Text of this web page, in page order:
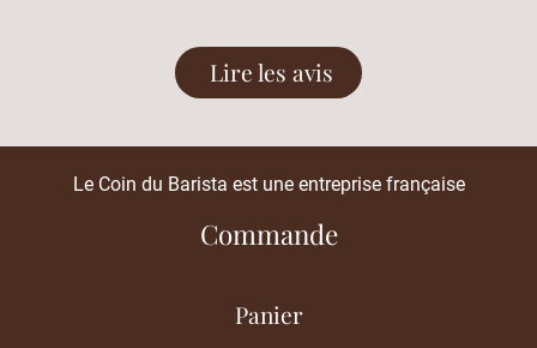
Lire les avis
Le Coin du Barista est une entreprise française
Commande
Panier